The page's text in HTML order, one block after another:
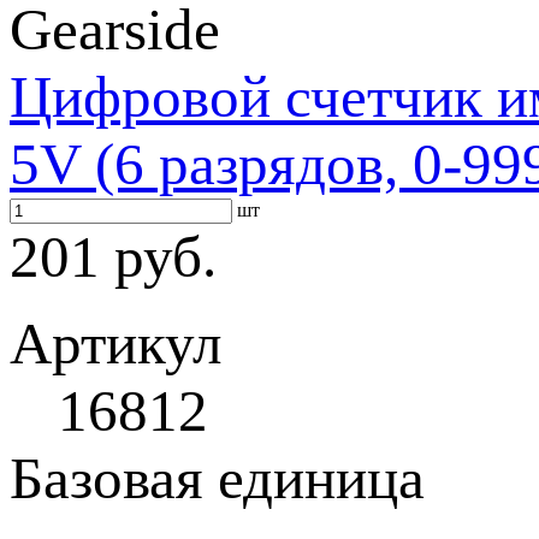
Gearside
Цифровой счетчик
5V (6 разрядов, 0-
шт
201 руб.
Артикул
16812
Базовая единица